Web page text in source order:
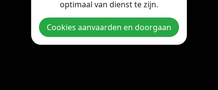
Copyright © 2026 StreamOnline.be. All rights reserved.
optimaal van dienst te zijn.
Cookies aanvaarden en doorgaan